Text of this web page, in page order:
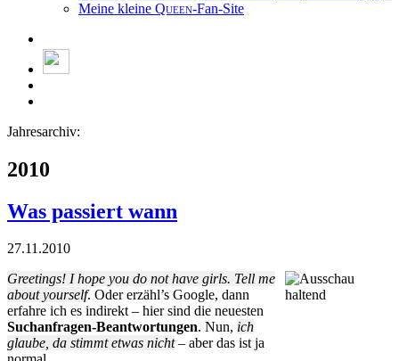
Meine kleine Queen-Fan-Site
Jahresarchiv:
2010
Was passiert wann
27.11.2010
Greetings! I hope you do not have girls. Tell me
about yourself. Oder erzähl’s Google, dann
erfahre ich es indirekt – hier sind die neuesten
Suchanfragen-Beantwortungen. Nun, ich
glaube, da stimmt etwas nicht– aber das ist ja